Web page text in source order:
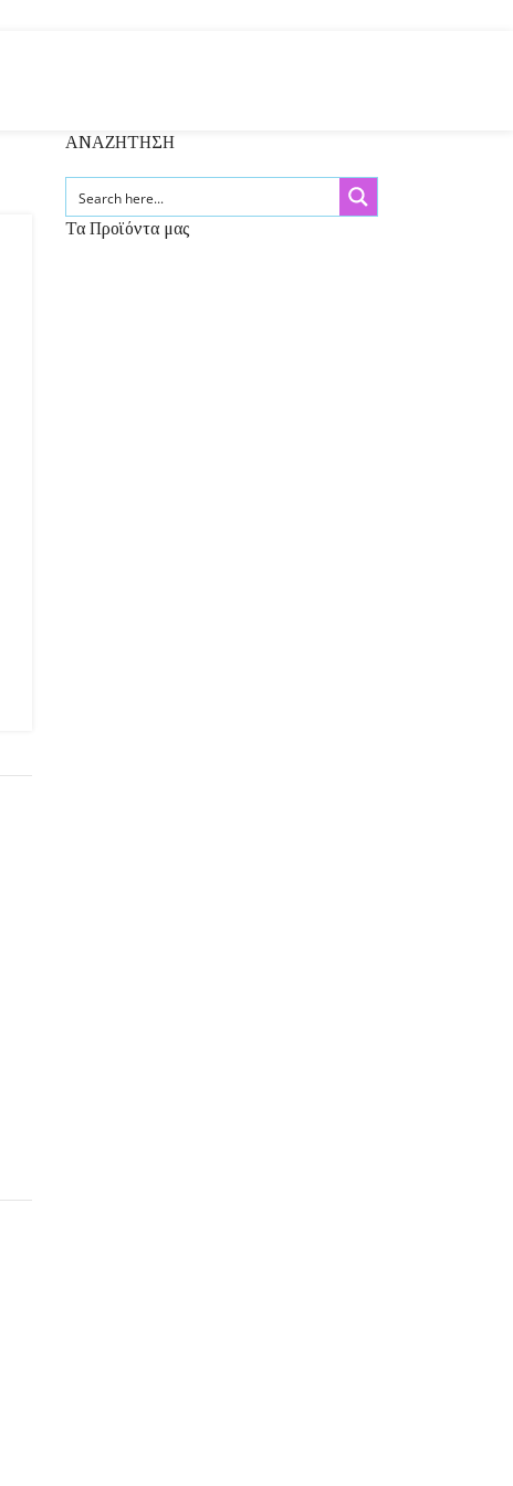
ΑΝΑΖΗΤΗΣΗ
Τα Προϊόντα μας